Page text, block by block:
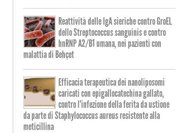
Reattività delle IgA sieriche contro GroEL
dello Streptococcus sanguinis e contro
hnRNP A2/B1 umana, nei pazienti con
malattia di Behçet
Efficacia terapeutica dei nanoliposomi
caricati con epigallocatechina gallato,
contro l'infezione della ferita da ustione
da parte di Staphylococcus aureus resistente alla
meticillina